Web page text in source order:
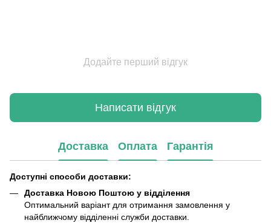
Додайте перший відгук
Написати відгук
Доставка Оплата Гарантія
Доступні способи доставки:
Доставка Новою Поштою у відділення
Оптимальний варіант для отримання замовлення у
найближчому відділенні служби доставки.